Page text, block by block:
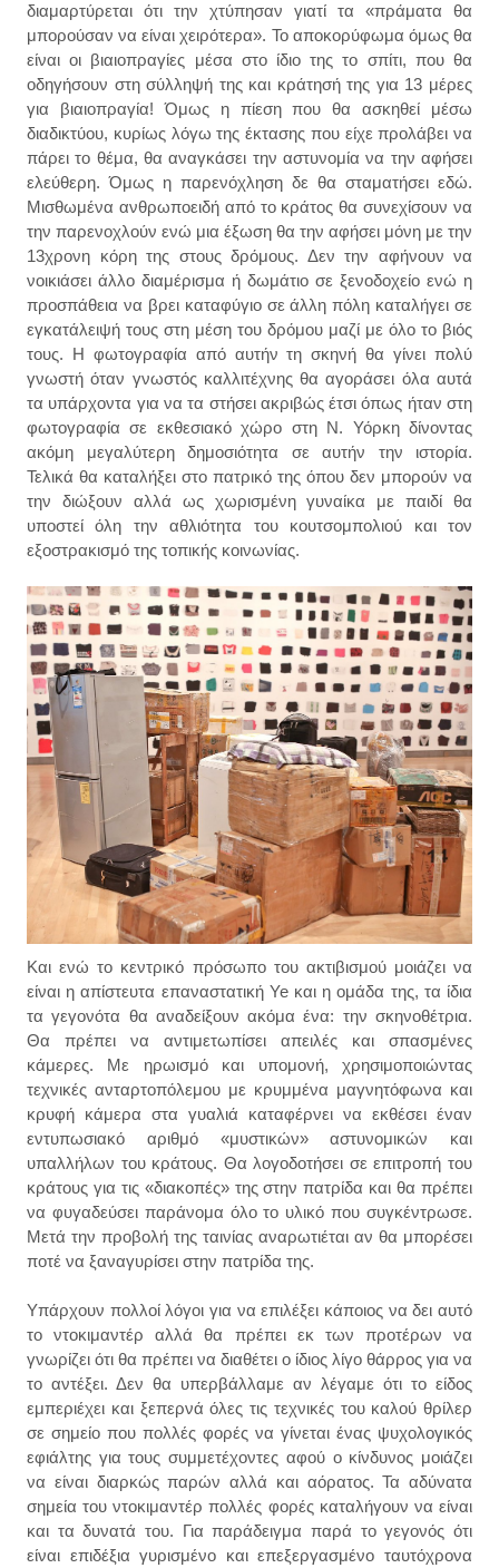
διαμαρτύρεται ότι την χτύπησαν γιατί τα «πράματα θα
μπορούσαν να είναι χειρότερα». Το αποκορύφωμα όμως θα
είναι οι βιαιοπραγίες μέσα στο ίδιο της το σπίτι, που θα
οδηγήσουν στη σύλληψή της και κράτησή της για 13 μέρες
για βιαιοπραγία! Όμως η πίεση που θα ασκηθεί μέσω
διαδικτύου, κυρίως λόγω της έκτασης που είχε προλάβει να
πάρει το θέμα, θα αναγκάσει την αστυνομία να την αφήσει
ελεύθερη. Όμως η παρενόχληση δε θα σταματήσει εδώ.
Μισθωμένα ανθρωποειδή από το κράτος θα συνεχίσουν να
την παρενοχλούν ενώ μια έξωση θα την αφήσει μόνη με την
13χρονη κόρη της στους δρόμους. Δεν την αφήνουν να
νοικιάσει άλλο διαμέρισμα ή δωμάτιο σε ξενοδοχείο ενώ η
προσπάθεια να βρει καταφύγιο σε άλλη πόλη καταλήγει σε
εγκατάλειψή τους στη μέση του δρόμου μαζί με όλο το βιός
τους. Η φωτογραφία από αυτήν τη σκηνή θα γίνει πολύ
γνωστή όταν γνωστός καλλιτέχνης θα αγοράσει όλα αυτά
τα υπάρχοντα για να τα στήσει ακριβώς έτσι όπως ήταν στη
φωτογραφία σε εκθεσιακό χώρο στη Ν. Υόρκη δίνοντας
ακόμη μεγαλύτερη δημοσιότητα σε αυτήν την ιστορία.
Τελικά θα καταλήξει στο πατρικό της όπου δεν μπορούν να
την διώξουν αλλά ως χωρισμένη γυναίκα με παιδί θα
υποστεί όλη την αθλιότητα του κουτσομπολιού και τον
εξοστρακισμό της τοπικής κοινωνίας.
Και ενώ το κεντρικό πρόσωπο του ακτιβισμού μοιάζει να
είναι η απίστευτα επαναστατική Ye και η ομάδα της, τα ίδια
τα γεγονότα θα αναδείξουν ακόμα ένα: την σκηνοθέτρια.
Θα πρέπει να αντιμετωπίσει απειλές και σπασμένες
κάμερες. Με ηρωισμό και υπομονή, χρησιμοποιώντας
τεχνικές ανταρτοπόλεμου με κρυμμένα μαγνητόφωνα και
κρυφή κάμερα στα γυαλιά καταφέρνει να εκθέσει έναν
εντυπωσιακό αριθμό «μυστικών» αστυνομικών και
υπαλλήλων του κράτους. Θα λογοδοτήσει σε επιτροπή του
κράτους για τις «διακοπές» της στην πατρίδα και θα πρέπει
να φυγαδεύσει παράνομα όλο το υλικό που συγκέντρωσε.
Μετά την προβολή της ταινίας αναρωτιέται αν θα μπορέσει
ποτέ να ξαναγυρίσει στην πατρίδα της.
Υπάρχουν πολλοί λόγοι για να επιλέξει κάποιος να δει αυτό
το ντοκιμαντέρ αλλά θα πρέπει εκ των προτέρων να
γνωρίζει ότι θα πρέπει να διαθέτει ο ίδιος λίγο θάρρος για να
το αντέξει. Δεν θα υπερβάλλαμε αν λέγαμε ότι το είδος
εμπεριέχει και ξεπερνά όλες τις τεχνικές του καλού θρίλερ
σε σημείο που πολλές φορές να γίνεται ένας ψυχολογικός
εφιάλτης για τους συμμετέχοντες αφού ο κίνδυνος μοιάζει
να είναι διαρκώς παρών αλλά και αόρατος. Τα αδύνατα
σημεία του ντοκιμαντέρ πολλές φορές καταλήγουν να είναι
και τα δυνατά του. Για παράδειγμα παρά το γεγονός ότι
είναι επιδέξια γυρισμένο και επεξεργασμένο ταυτόχρονα